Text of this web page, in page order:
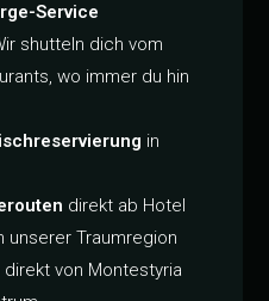
Service
shutteln dich vom
wo immer du hin
in
direkt ab Hotel
unserer Traumregion
von Montestyria